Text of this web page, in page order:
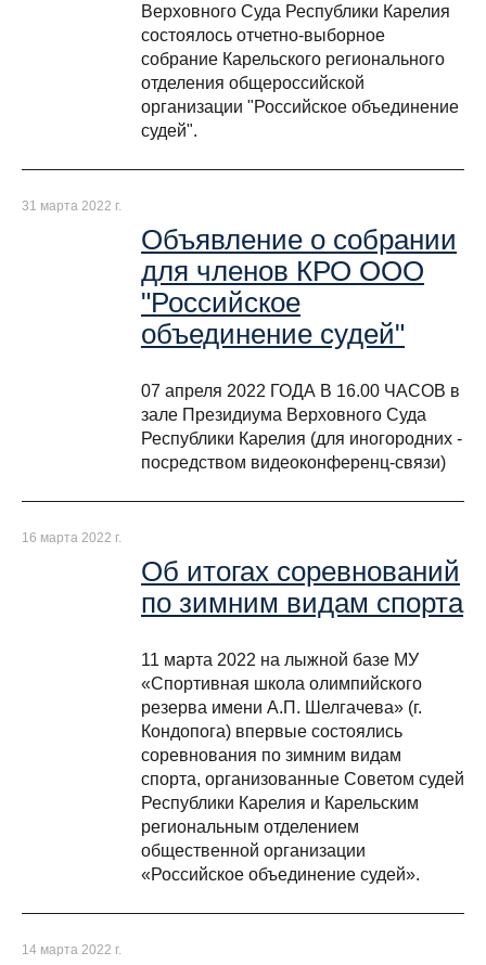
Верховного Суда Республики Карелия
состоялось отчетно-выборное
собрание Карельского регионального
отделения общероссийской
организации "Российское объединение
судей".
31 марта 2022 г.
Объявление о собрании
для членов КРО ООО
"Российское
объединение судей"
07 апреля 2022 ГОДА В 16.00 ЧАСОВ в
зале Президиума Верховного Суда
Республики Карелия (для иногородних -
посредством видеоконференц-связи)
16 марта 2022 г.
Об итогах соревнований
по зимним видам спорта
11 марта 2022 на лыжной базе МУ
«Спортивная школа олимпийского
резерва имени А.П. Шелгачева» (г.
Кондопога) впервые состоялись
соревнования по зимним видам
спорта, организованные Советом судей
Республики Карелия и Карельским
региональным отделением
общественной организации
«Российское объединение судей».
14 марта 2022 г.